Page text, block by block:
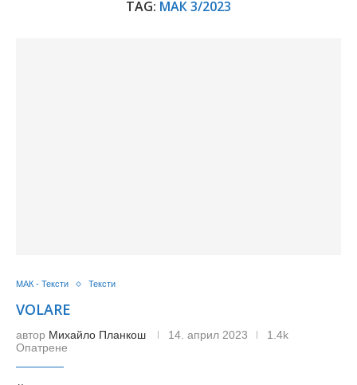
TAG: МАК 3/2023
МАК - Тексти Тексти
VOLARE
автор Михайло Планкош 14. април 2023
1.4k
Опатрене